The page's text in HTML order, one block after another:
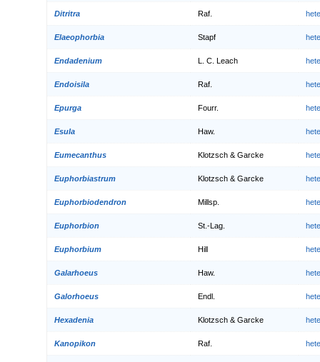
Ditritra Raf.
Elaeophorbia Stapf
Endadenium L. C. Leach
Endoisila Raf.
Epurga Fourr.
Esula Haw.
Eumecanthus Klotzsch & Garcke
Euphorbiastrum Klotzsch & Garcke
Euphorbiodendron Millsp.
Euphorbion St.-Lag.
Euphorbium Hill
Galarhoeus Haw.
Galorhoeus Endl.
Hexadenia Klotzsch & Garcke
Kanopikon Raf.